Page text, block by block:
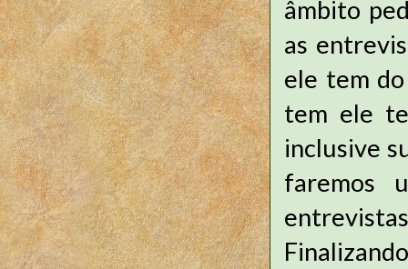
âmbito
as
ele tem
tem ele
inclusive
faremos